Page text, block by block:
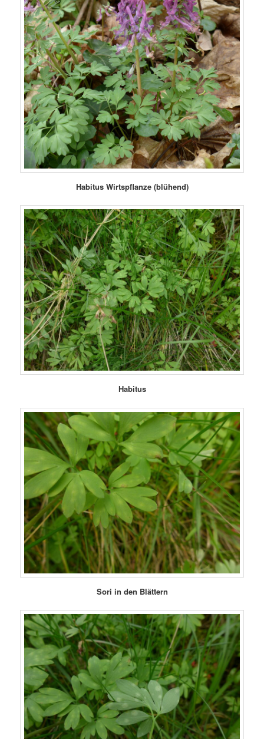
Habitus Wirtspflanze (blühend)
Habitus
Sori in den Blättern